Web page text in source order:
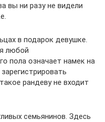
вы ни разу не видели
в подарок девушке.
любой
пола означает намек на
рандеву не входит
семьянинов. Здесь